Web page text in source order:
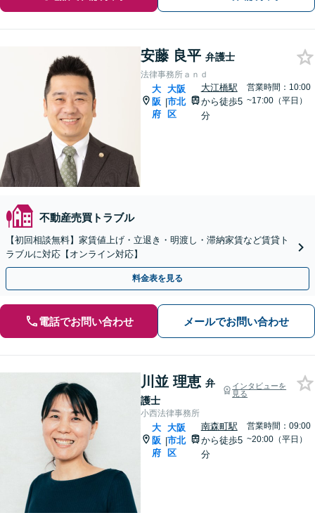
安藤 良平 弁護士
法律事務所ａｎｄ
大
阪
府
|
大阪
市北
区
大江橋駅
から徒歩5
分
営業時間：10:00
~17:00（平日）
不動産売買トラブル
【初回相談無料】家賃値上げ・立退き・明渡し・滞納家賃など賃貸ト
ラブルに対応【オンライン対応】
料金表を見る
電話でお問い合わせ メールでお問い合わせ
川並 理恵 弁
護士
インタビューを
見る
小西法律事務所
大
阪
府
|
大阪
市北
区
南森町駅
から徒歩5
分
営業時間：09:00
~20:00（平日）